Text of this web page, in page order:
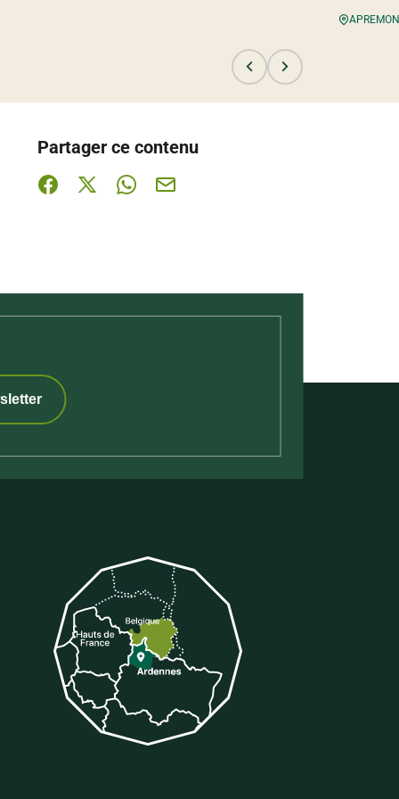
Partager ce contenu
Partager sur Facebook (nouvelle fenêtre)
Partager sur X / Twitter (nouvelle fenêtre)
Partager sur WhatsApp
Partager par mail